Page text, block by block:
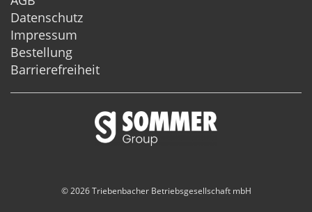
Datenschutz
Impressum
Bestellung
Barrierefreiheit
© 2026 Triebenbacher Betriebsgesellschaft mbH